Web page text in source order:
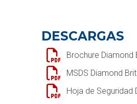
DESCARGAS
Brochure Diamond
MSDS Diamond
Hoja de Seguridad